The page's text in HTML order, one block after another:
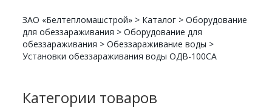
ЗАО «Белтепломашстрой» > Каталог >Оборудование
для обеззараживания >Оборудование для
обеззараживания >Обеззараживание воды >
Установки обеззараживания воды ОДВ-100СА
Категории товаров